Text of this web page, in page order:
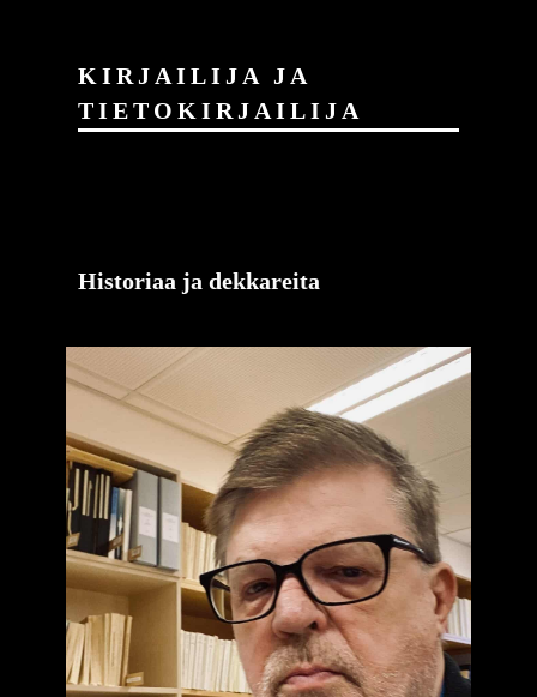
KIRJAILIJA JA
TIETOKIRJAILIJA
Historiaa ja dekkareita